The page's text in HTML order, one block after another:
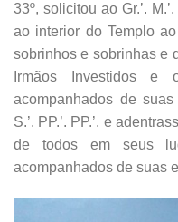
33º, solicitou ao Gr.’.
ao interior do Templo
sobrinhos e sobrinhas e
Irmãos Investidos e
acompanhados de
S.’. PP.’. PP.’. e
de todos em seus
acompanhados de suas